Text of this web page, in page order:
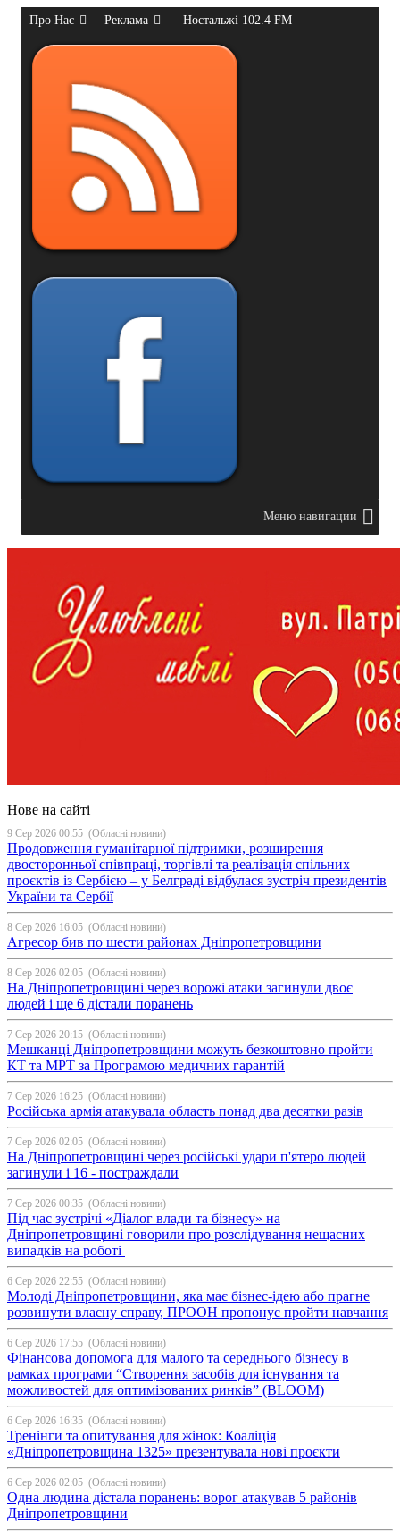
Про Нас Реклама Ностальжі 102.4 FM
Меню навигации
Нове на сайті
9 Сер 2026 00:55 (Обласні новини)
Продовження гуманітарної підтримки, розширення
двосторонньої співпраці, торгівлі та реалізація спільних
проєктів із Сербією – у Белграді відбулася зустріч президентів
України та Сербії
8 Сер 2026 16:05 (Обласні новини)
Агресор бив по шести районах Дніпропетровщини
8 Сер 2026 02:05 (Обласні новини)
На Дніпропетровщині через ворожі атаки загинули двоє
людей і ще 6 дістали поранень
7 Сер 2026 20:15 (Обласні новини)
Мешканці Дніпропетровщини можуть безкоштовно пройти
КТ та МРТ за Програмою медичних гарантій
7 Сер 2026 16:25 (Обласні новини)
Російська армія атакувала область понад два десятки разів
7 Сер 2026 02:05 (Обласні новини)
На Дніпропетровщині через російські удари п'ятеро людей
загинули і 16 - постраждали
7 Сер 2026 00:35 (Обласні новини)
Під час зустрічі «Діалог влади та бізнесу» на
Дніпропетровщині говорили про розслідування нещасних
випадків на роботі
6 Сер 2026 22:55 (Обласні новини)
Молоді Дніпропетровщини, яка має бізнес-ідею або прагне
розвинути власну справу, ПРООН пропонує пройти навчання
6 Сер 2026 17:55 (Обласні новини)
Фінансова допомога для малого та середнього бізнесу в
рамках програми “Створення засобів для існування та
можливостей для оптимізованих ринків” (BLOOM)
6 Сер 2026 16:35 (Обласні новини)
Тренінги та опитування для жінок: Коаліція
«Дніпропетровщина 1325» презентувала нові проєкти
6 Сер 2026 02:05 (Обласні новини)
Одна людина дістала поранень: ворог атакував 5 районів
Дніпропетровщини